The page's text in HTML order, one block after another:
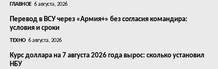
ГЛАВНОЕ 6 августа, 2026
Перевод в ВСУ через «Армия+» без согласия командира:
условия и сроки
ТЕХНО 6 августа, 2026
Курс доллара на 7 августа 2026 года вырос: сколько установил
НБУ